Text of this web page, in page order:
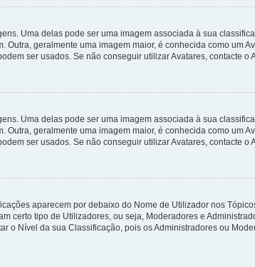
Uma delas pode ser uma imagem associada à sua
geralmente uma imagem maior, é conhecida como um
ser usados. Se não conseguir utilizar Avatares, contacte o
Uma delas pode ser uma imagem associada à sua
geralmente uma imagem maior, é conhecida como um
ser usados. Se não conseguir utilizar Avatares, contacte o
aparecem por debaixo do Nome de Utilizador nos
certo tipo de Utilizadores, ou seja, Moderadores e
o Nível da sua Classificação, pois os Administradores ou